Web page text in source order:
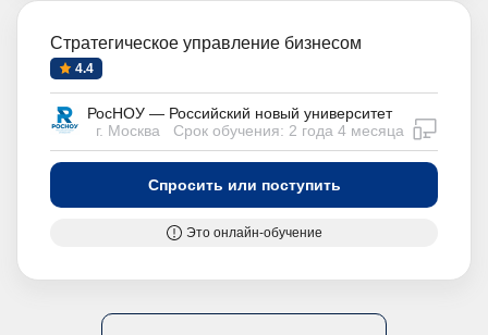
Стратегическое управление бизнесом
4.4
РосНОУ — Российский новый университет
г. Москва
Срок обучения: 2 года 4 месяца
Спросить или поступить
Это онлайн-обучение